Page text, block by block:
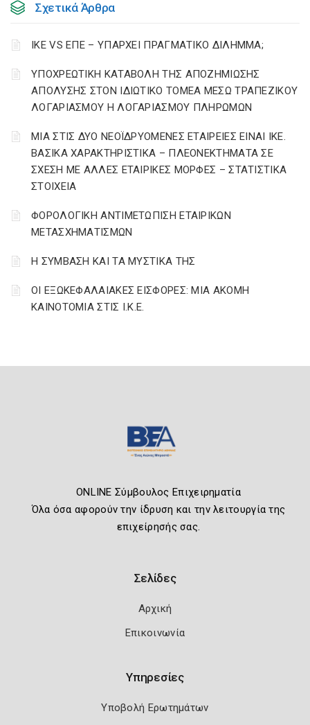
Σχετικά Άρθρα
ΙΚΕ VS ΕΠΕ – ΥΠΑΡΧΕΙ ΠΡΑΓΜΑΤΙΚΟ ΔΙΛΗΜΜΑ;
YΠΟΧΡΕΩΤΙΚΗ ΚΑΤΑΒΟΛΗ ΤΗΣ ΑΠΟΖΗΜΙΩΣΗΣ
ΑΠΟΛΥΣΗΣ ΣΤΟΝ ΙΔΙΩΤΙΚΟ ΤΟΜΕΑ ΜΕΣΩ ΤΡΑΠΕΖΙΚΟΥ
ΛΟΓΑΡΙΑΣΜΟΥ Η ΛΟΓΑΡΙΑΣΜΟΥ ΠΛΗΡΩΜΩΝ
ΜΙΑ ΣΤΙΣ ΔΥΟ ΝΕΟΪΔΡΥΟΜΕΝΕΣ ΕΤΑΙΡΕΙΕΣ ΕΙΝΑΙ ΙΚΕ.
ΒΑΣΙΚΑ ΧΑΡΑΚΤΗΡΙΣΤΙΚΑ – ΠΛΕΟΝΕΚΤΗΜΑΤΑ ΣΕ
ΣΧΕΣΗ ΜΕ ΑΛΛΕΣ ΕΤΑΙΡΙΚΕΣ ΜΟΡΦΕΣ – ΣΤΑΤΙΣΤΙΚΑ
ΣΤΟΙΧΕΙΑ
ΦΟΡΟΛΟΓΙΚΗ ΑΝΤΙΜΕΤΩΠΙΣΗ ΕΤΑΙΡΙΚΩΝ
ΜΕΤΑΣΧΗΜΑΤΙΣΜΩΝ
Η ΣΥΜΒΑΣΗ ΚΑΙ ΤΑ ΜΥΣΤΙΚΑ ΤΗΣ
ΟΙ ΕΞΩΚΕΦΑΛΑΙΑΚΕΣ ΕΙΣΦΟΡΕΣ: ΜΙΑ ΑΚΟΜΗ
ΚΑΙΝΟΤΟΜΙΑ ΣΤΙΣ Ι.Κ.Ε.
ONLINE Σύμβουλος Επιχειρηματία
Όλα όσα αφορούν την ίδρυση και την λειτουργία της
επιχείρησής σας.
Σελίδες
Αρχική
Επικοινωνία
Υπηρεσίες
Υποβολή Ερωτημάτων